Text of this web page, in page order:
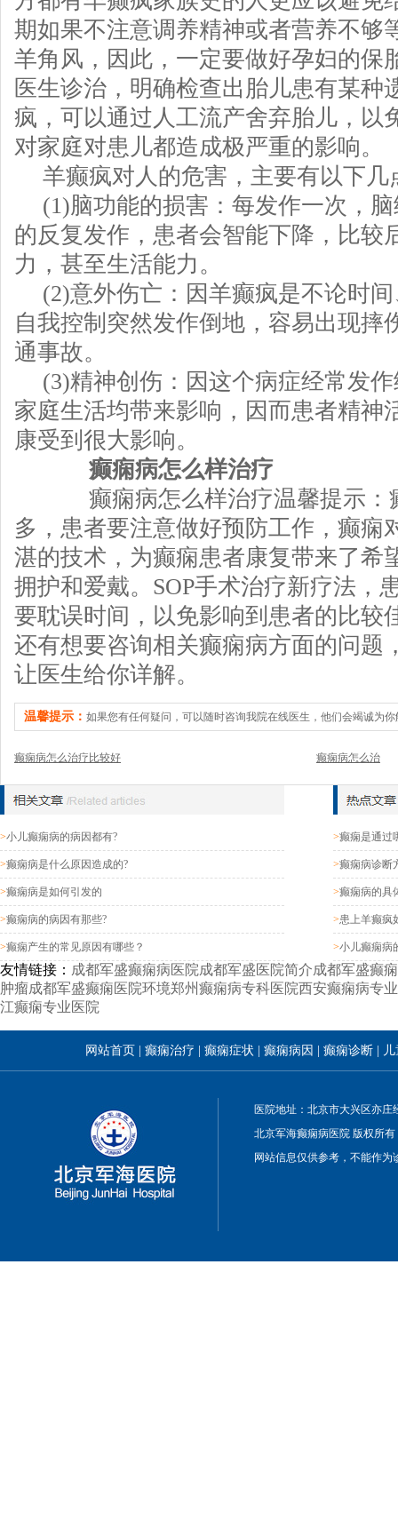
期如果不注意调养精神或者营养不够
羊角风，因此，一定要做好孕妇的保
医生诊治，明确检查出胎儿患有某种
疯，可以通过人工流产舍弃胎儿，以
对家庭对患儿都造成极严重的影响。
羊癫疯对人的危害，主要有以下几
(1)脑功能的损害：每发作一次，
的反复发作，患者会智能下降，比较
力，甚至生活能力。
(2)意外伤亡：因羊癫疯是不论时
自我控制突然发作倒地，容易出现摔
通事故。
(3)精神创伤：因这个病症经常发
家庭生活均带来影响，因而患者精神
康受到很大影响。
癫痫病怎么样治疗
癫痫病怎么样治疗温馨提示：
多，患者要注意做好预防工作，癫痫
湛的技术，为癫痫患者康复带来了希
拥护和爱戴。SOP手术治疗新疗法，
要耽误时间，以免影响到患者的比较
还有想要咨询相关癫痫病方面的问题
让医生给你详解。
温馨提示： 如果您有任何疑问，可以随时咨询我院在线医生，他们会竭诚为你
癫痫病怎么治疗比较好 癫痫病怎么治
>小儿癫痫病的病因都有?
>癫痫病是什么原因造成的?
>癫痫病是如何引发的
>癫痫病的病因有那些?
>癫痫产生的常见原因有哪些？
>癫痫是通过
>癫痫病诊断
>癫痫病的具
>患上羊癫疯
>小儿癫痫病
友情链接： 成都军盛癫痫病医院成都军盛医院简介成都军盛癫
肿瘤成都军盛癫痫医院环境郑州癫痫病专科医院西安癫痫病专
江癫痫专业医院
网站首页 |癫痫治疗 |癫痫症状 |癫痫病因 |癫痫诊断
医院地址：北京市大兴区亦
北京军海癫痫病医院 版权所有
网站信息仅供参考，不能作